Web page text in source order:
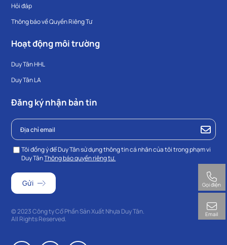
Hỏi đáp
Thông báo về Quyền Riêng Tư
Hoạt động môi trường
Duy Tân HHL
Duy Tân LA
Đăng ký nhận bản tin
Tôi đồng ý để Duy Tân sử dụng thông tin cá nhân của tôi trong phạm vi
Duy TânThông báo quyền riêng tư.
© 2023 Công ty Cổ Phần Sản Xuất Nhựa Duy Tân.
All Rights Reserved.
Gọi điện
Email